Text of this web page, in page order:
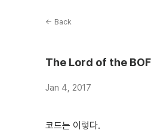
← Back
The Lord of the
Jan 4, 2017
코드는 이렇다.